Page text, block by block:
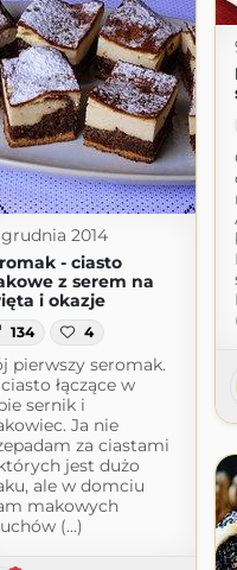
2014
- ciasto
z serem na
i okazje
134 4
pierwszy seromak.
łączące w
sernik i
Ja nie
za ciastami
jest dużo
ale w domciu
makowych
(...)